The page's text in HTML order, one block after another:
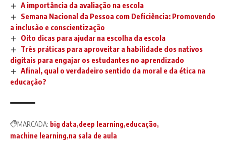
A importância da avaliação na escola
Semana Nacional da Pessoa com Deficiência: Promovendo
a inclusão e conscientização
Oito dicas para ajudar na escolha da escola
Três práticas para aproveitar a habilidade dos nativos
digitais para engajar os estudantes no aprendizado
Afinal, qual o verdadeiro sentido da moral e da ética na
educação?
MARCADA: big data deep learning educação
machine learning na sala de aula